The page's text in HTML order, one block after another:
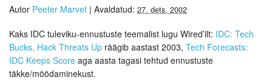
Autor Peeter Marvet | Avaldatud: 27. dets. 2002
Kaks IDC tuleviku-ennustuste teemalist lugu Wired’ilt: IDC: Tech
Bucks, Hack Threats Up räägib aastast 2003, Tech Forecasts:
IDC Keeps Score aga aasta tagasi tehtud ennustuste
täkke/möödaminekust.